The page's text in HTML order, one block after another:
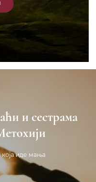
и сестрама
која иде мања